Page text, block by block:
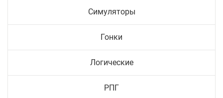
Симуляторы
Гонки
Логические
РПГ